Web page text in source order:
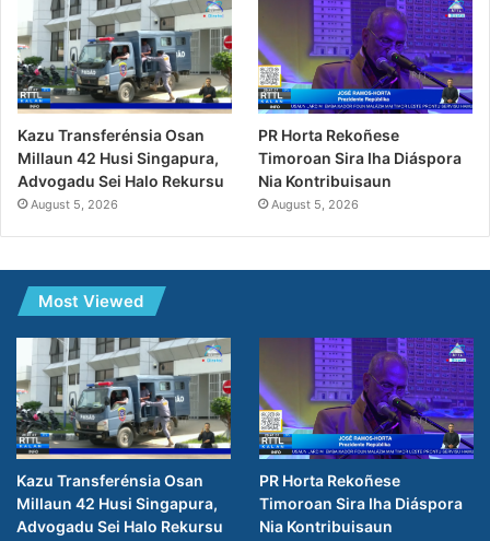
Kazu Transferénsia Osan
Millaun 42 Husi Singapura,
Advogadu Sei Halo Rekursu
August 5, 2026
PR Horta Rekoñese
Timoroan Sira Iha Diáspora
Nia Kontribuisaun
August 5, 2026
Most Viewed
Kazu Transferénsia Osan
Millaun 42 Husi Singapura,
Advogadu Sei Halo Rekursu
PR Horta Rekoñese
Timoroan Sira Iha Diáspora
Nia Kontribuisaun